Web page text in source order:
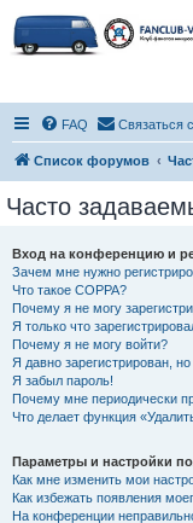
FAQ Связаться
Список форумов
Часто
Вход на конференцию и
Зачем мне нужно
Что такое COPPA?
Почему я не могу
Я только что
Почему я не могу войти?
Я давно зарегистрирован,
Я забыл пароль!
Почему мне периодически
Что делает функция
Параметры и настройки
Как мне изменить мои
Как избежать появления
На конференции